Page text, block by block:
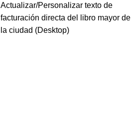
Actualizar/Personalizar texto de
facturación directa del libro mayor de
la ciudad (Desktop)